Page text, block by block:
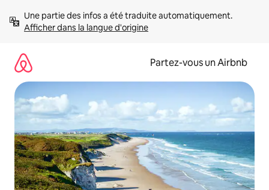
directement
Afficher dans la langue d'origine
Partez-vous un Airbnb